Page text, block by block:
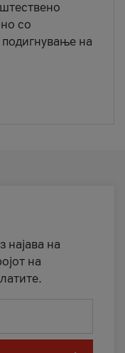
со
подигнување на
најава на
на